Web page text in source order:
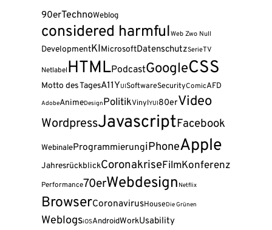
90erTechnoWeblog
considered harmfulWeb Zwo Null
DevelopmentKIMicrosoftDatenschutzSerieTV
Netlabel HTMLPodcastGoogleCSS
Motto des TagesA11YUISoftwareSecurityComicAFD
AdobeAnimeDesignPolitikVinylYUI80erVideo
WordpressJavascriptFacebook
WebinaleProgrammierungiPhoneApple
JahresrückblickCoronakriseFilmKonferenz
Performance70erWebdesign Netflix
BrowserCoronavirusHouseDie Grünen
WeblogsiOSAndroidWorkUsability